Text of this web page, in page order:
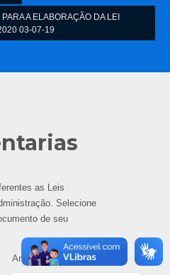
A ELABORAÇÃO DA LEI
03-07-19
as Leis
Selecione
de seu
Ano